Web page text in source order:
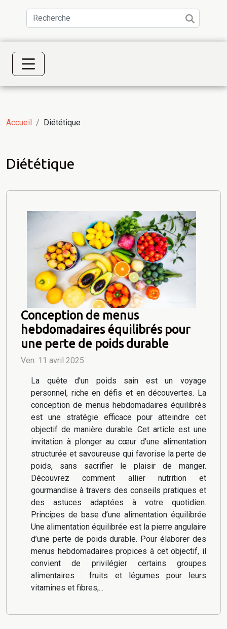
Accueil Diététique
Diététique
Conception de menus
hebdomadaires équilibrés pour
une perte de poids durable
Ven. 11 avril 2025
La quête d'un poids sain est un voyage
personnel, riche en défis et en découvertes. La
conception de menus hebdomadaires équilibrés
est une stratégie efficace pour atteindre cet
objectif de manière durable. Cet article est une
invitation à plonger au cœur d'une alimentation
structurée et savoureuse qui favorise la perte de
poids, sans sacrifier le plaisir de manger.
Découvrez comment allier nutrition et
gourmandise à travers des conseils pratiques et
des astuces adaptées à votre quotidien.
Principes de base d’une alimentation équilibrée
Une alimentation équilibrée est la pierre angulaire
d’une perte de poids durable. Pour élaborer des
menus hebdomadaires propices à cet objectif, il
convient de privilégier certains groupes
alimentaires : fruits et légumes pour leurs
vitamines et fibres,...